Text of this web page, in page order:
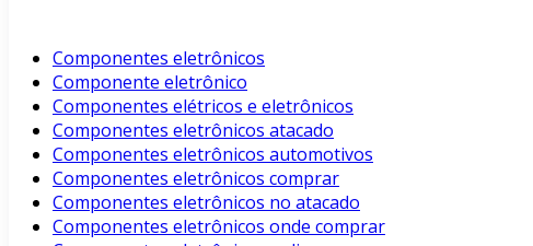
Componentes eletrônicos
Componente eletrônico
Componentes elétricos e eletrônicos
Componentes eletrônicos atacado
Componentes eletrônicos automotivos
Componentes eletrônicos comprar
Componentes eletrônicos no atacado
Componentes eletrônicos onde comprar